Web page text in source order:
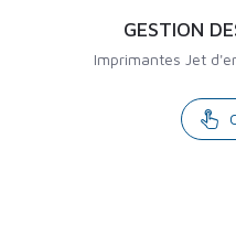
GESTION
Imprimantes Jet